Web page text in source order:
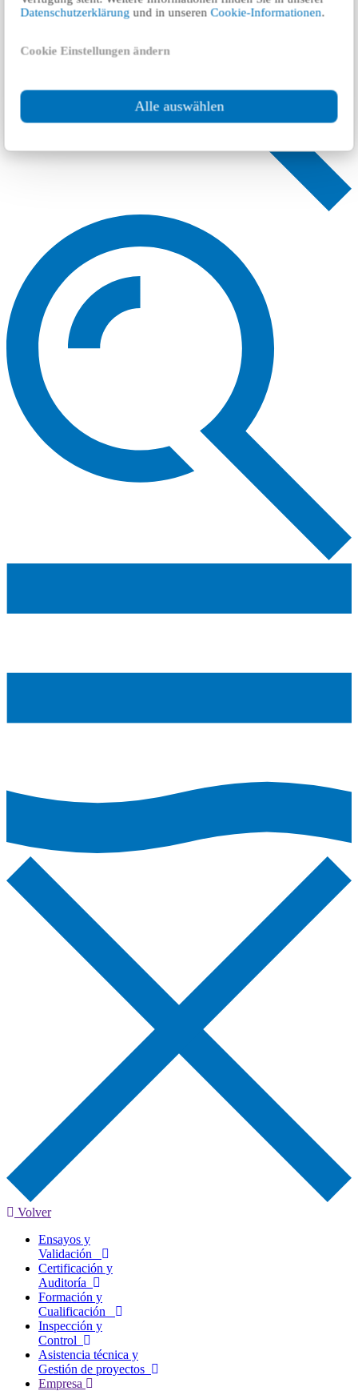
Datenschutzerklärung und in unserenCookie-Informationen.
Cookie Einstellungen ändern
Alle auswählen
Volver
Ensayos y
Validación
Certificación y
Auditoría
Formación y
Cualificación
Inspección y
Control
Asistencia técnica y
Gestión de proyectos
Empresa